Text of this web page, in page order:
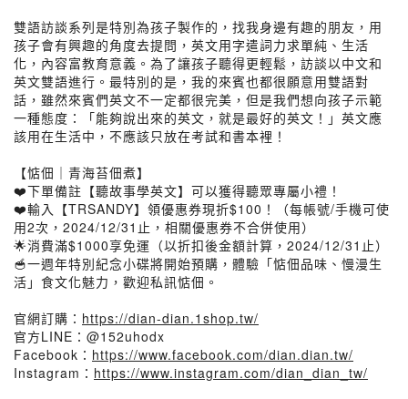
雙語訪談系列是特別為孩子製作的，找我身邊有趣的朋友，用
孩子會有興趣的角度去提問，英文用字遣詞力求單純、生活
化，內容富教育意義。為了讓孩子聽得更輕鬆，訪談以中文和
英文雙語進行。最特別的是，我的來賓也都很願意用雙語對
話，雖然來賓們英文不一定都很完美，但是我們想向孩子示範
一種態度：「能夠說出來的英文，就是最好的英文！」英文應
該用在生活中，不應該只放在考試和書本裡！
【惦佃｜青海苔佃煮】
❤️下單備註【聽故事學英文】可以獲得聽眾專屬小禮！
❤️輸入【TRSANDY】領優惠券現折$100！（每帳號/手機可使
用2次，2024/12/31止，相關優惠券不合併使用）
🌟消費滿$1000享免運（以折扣後金額計算，2024/12/31止）
🥣一週年特別紀念小碟將開始預購，體驗「惦佃品味、慢漫生
活」食文化魅力，歡迎私訊惦佃。
官網訂購： https://dian-dian.1shop.tw/
官方LINE：@152uhodx
Facebook： https://www.facebook.com/dian.dian.tw/
Instagram： https://www.instagram.com/dian_dian_tw/